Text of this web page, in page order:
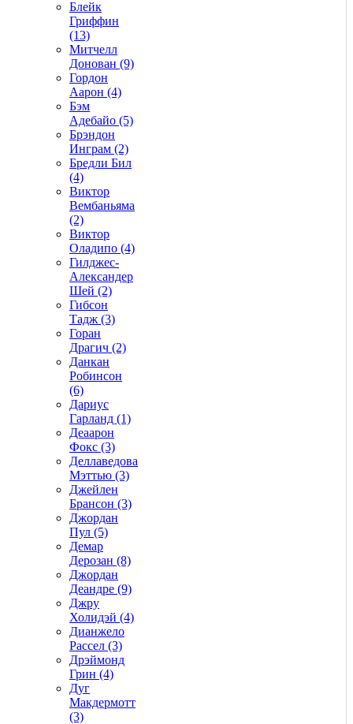
Блейк
Гриффин
(13)
Митчелл
Донован (9)
Гордон
Аарон (4)
Бэм
Адебайо (5)
Брэндон
Инграм (2)
Бредли Бил
(4)
Виктор
Вембаньяма
(2)
Виктор
Оладипо (4)
Гилджес-
Александер
Шей (2)
Гибсон
Тадж (3)
Горан
Драгич (2)
Данкан
Робинсон
(6)
Дариус
Гарланд (1)
Деаарон
Фокс (3)
Деллаведова
Мэттью (3)
Джейлен
Брансон (3)
Джордан
Пул (5)
Демар
Дерозан (8)
Джордан
Деандре (9)
Джру
Холидэй (4)
Дианжело
Рассел (3)
Дрэймонд
Грин (4)
Дуг
Макдермотт
(3)